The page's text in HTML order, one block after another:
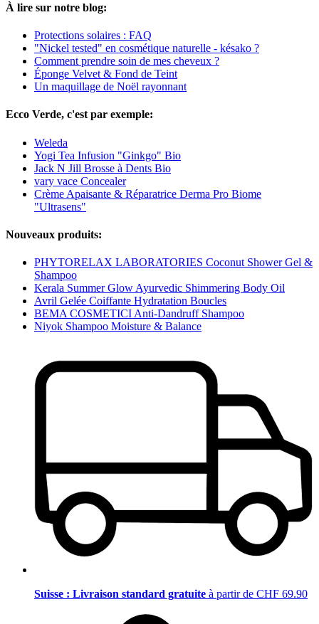
À lire sur notre blog:
Protections solaires : FAQ
"Nickel tested" en cosmétique naturelle - késako ?
Comment prendre soin de mes cheveux ?
Éponge Velvet & Fond de Teint
Un maquillage de Noël rayonnant
Ecco Verde, c'est par exemple:
Weleda
Yogi Tea Infusion "Ginkgo" Bio
Jack N Jill Brosse à Dents Bio
vary vace Concealer
Crème Apaisante & Réparatrice Derma Pro Biome
"Ultrasens"
Nouveaux produits:
PHYTORELAX LABORATORIES Coconut Shower Gel &
Shampoo
Kerala Summer Glow Ayurvedic Shimmering Body Oil
Avril Gelée Coiffante Hydratation Boucles
BEMA COSMETICI Anti-Dandruff Shampoo
Niyok Shampoo Moisture & Balance
Suisse : Livraison standard gratuite à partir de CHF 69.90